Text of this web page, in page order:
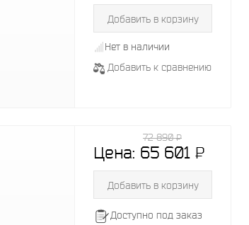
Добавить в корзину
Нет в наличии
Добавить к сравнению
Цена: 65 601 P
-
72 890P
-
Добавить в корзину
Доступно под заказ